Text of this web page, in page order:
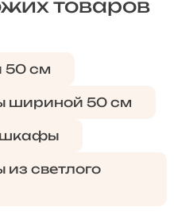
товаров
см
шириной 50 см
шкафы
светлого